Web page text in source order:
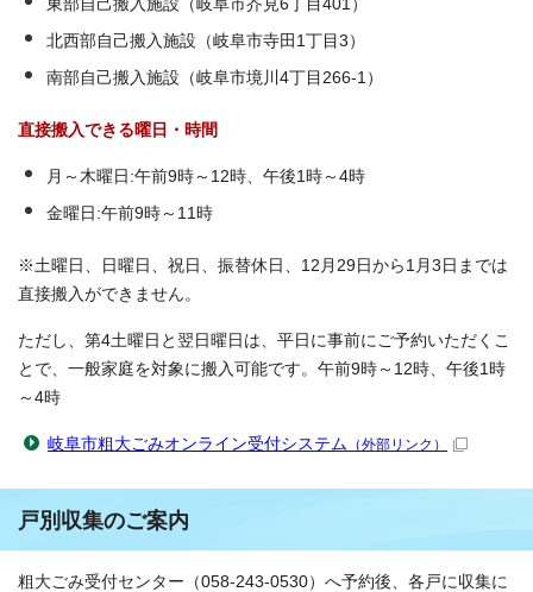
東部自己搬入施設（岐阜市芥見6丁目401）
北西部自己搬入施設（岐阜市寺田1丁目3）
南部自己搬入施設（岐阜市境川4丁目266-1）
直接搬入できる曜日・時間
月～木曜日:午前9時～12時、午後1時～4時
金曜日:午前9時～11時
※土曜日、日曜日、祝日、振替休日、12月29日から1月3日までは
直接搬入ができません。
ただし、第4土曜日と翌日曜日は、平日に事前にご予約いただくこ
とで、一般家庭を対象に搬入可能です。午前9時～12時、午後1時
～4時
岐阜市粗大ごみオンライン受付システム （外部リンク）
戸別収集のご案内
粗大ごみ受付センター（058-243-0530）へ予約後、各戸に収集に